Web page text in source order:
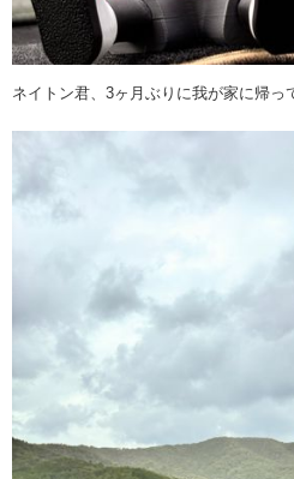
ネイトン君、3ヶ月ぶりに我が家に帰っ